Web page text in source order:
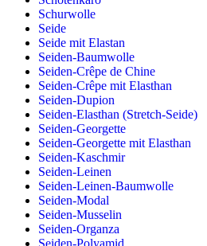
Schurwolle
Seide
Seide mit Elastan
Seiden-Baumwolle
Seiden-Crêpe de Chine
Seiden-Crêpe mit Elasthan
Seiden-Dupion
Seiden-Elasthan (Stretch-Seide)
Seiden-Georgette
Seiden-Georgette mit Elasthan
Seiden-Kaschmir
Seiden-Leinen
Seiden-Leinen-Baumwolle
Seiden-Modal
Seiden-Musselin
Seiden-Organza